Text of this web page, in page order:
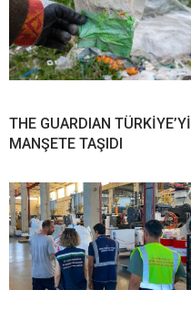
THE GUARDIAN TÜRKİYE’Yİ
MANŞETE TAŞIDI